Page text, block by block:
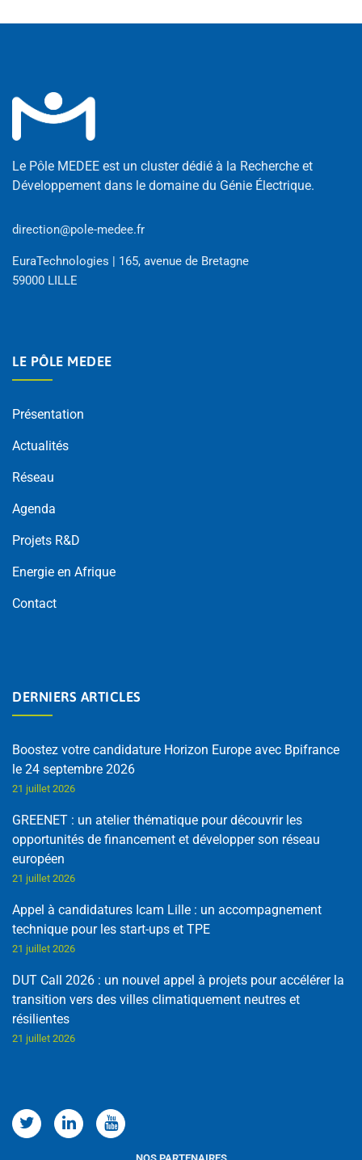
Le Pôle MEDEE est un cluster dédié à la Recherche et
Développement dans le domaine du Génie Électrique.
direction@pole-medee.fr
EuraTechnologies | 165, avenue de Bretagne
59000 LILLE
LE PÔLE MEDEE
Présentation
Actualités
Réseau
Agenda
Projets R&D
Energie en Afrique
Contact
DERNIERS ARTICLES
Boostez votre candidature Horizon Europe avec Bpifrance
le 24 septembre 2026
21 juillet 2026
GREENET : un atelier thématique pour découvrir les
opportunités de financement et développer son réseau
européen
21 juillet 2026
Appel à candidatures Icam Lille : un accompagnement
technique pour les start-ups et TPE
21 juillet 2026
DUT Call 2026 : un nouvel appel à projets pour accélérer la
transition vers des villes climatiquement neutres et
résilientes
21 juillet 2026